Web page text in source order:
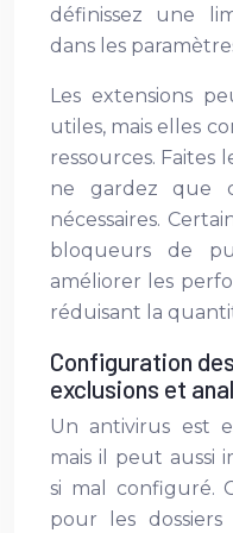
définissez une
dans les
Les extensions
utiles, mais elles
ressources. Faites
ne gardez que
nécessaires.
bloqueurs de
améliorer les
réduisant la
Configuration
exclusions et
Un antivirus est
mais il peut aussi
si mal configuré.
pour les